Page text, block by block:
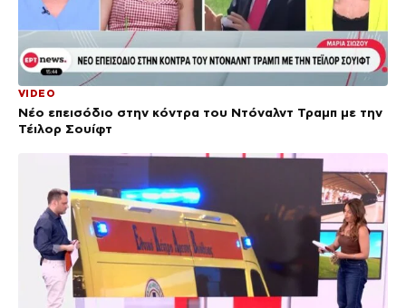
VIDEO
Νέο επεισόδιο στην κόντρα του Ντόναλντ Τραμπ με την
Τέιλορ Σουίφτ